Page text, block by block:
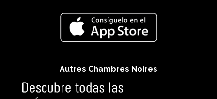
Autres Chambres Noires